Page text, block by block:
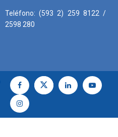
Teléfono: (593 2) 259 8122 /
2598 280